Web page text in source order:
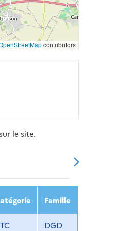
contributors
le site.
2023
Famille
DGD